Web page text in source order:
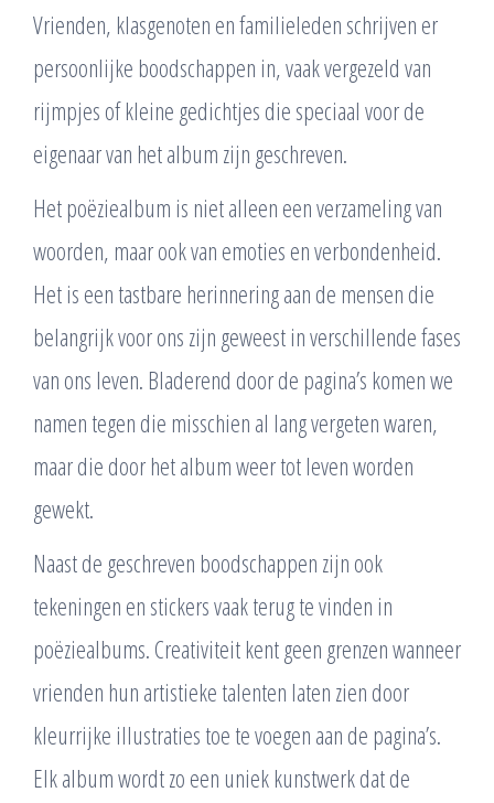
Vrienden, klasgenoten en familieleden schrijven er
persoonlijke boodschappen in, vaak vergezeld van
rijmpjes of kleine gedichtjes die speciaal voor de
eigenaar van het album zijn geschreven.
Het poëziealbum is niet alleen een verzameling van
woorden, maar ook van emoties en verbondenheid.
Het is een tastbare herinnering aan de mensen die
belangrijk voor ons zijn geweest in verschillende fases
van ons leven. Bladerend door de pagina’s komen we
namen tegen die misschien al lang vergeten waren,
maar die door het album weer tot leven worden
gewekt.
Naast de geschreven boodschappen zijn ook
tekeningen en stickers vaak terug te vinden in
poëziealbums. Creativiteit kent geen grenzen wanneer
vrienden hun artistieke talenten laten zien door
kleurrijke illustraties toe te voegen aan de pagina’s.
Elk album wordt zo een uniek kunstwerk dat de